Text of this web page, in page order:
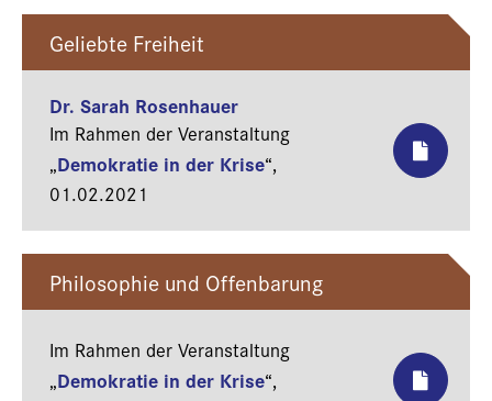
Geliebte Freiheit
Dr. Sarah Rosenhauer
Im Rahmen der Veranstaltung
„Demokratie in der Krise“,
01.02.2021
Philosophie und Offenbarung
Im Rahmen der Veranstaltung
„Demokratie in der Krise“,